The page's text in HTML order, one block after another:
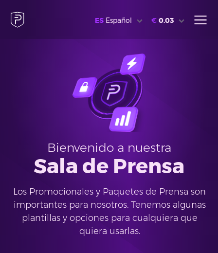
ES Español € 0.03
Bienvenido a nuestra
Sala de Prensa
Los Promocionales y Paquetes de Prensa son
importantes para nosotros. Tenemos algunas
plantillas y opciones para cualquiera que
quiera usarlas.